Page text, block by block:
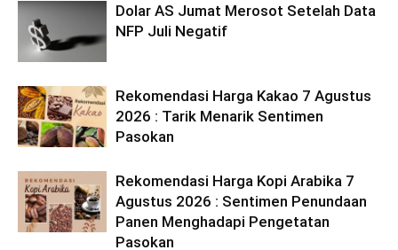
Dolar AS Jumat Merosot Setelah Data
NFP Juli Negatif
Rekomendasi Harga Kakao 7 Agustus
2026 : Tarik Menarik Sentimen
Pasokan
Rekomendasi Harga Kopi Arabika 7
Agustus 2026 : Sentimen Penundaan
Panen Menghadapi Pengetatan
Pasokan